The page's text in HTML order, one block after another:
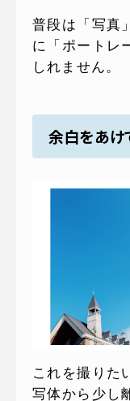
普段は「写真
に「ポートレ
しれません。
余白をあけ
これを撮りた
写体から少し